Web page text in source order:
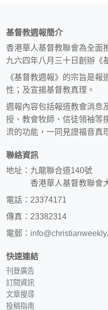
基督教週報簡介
香港華人基督教聯會為全面
九六四年八月三十日創辦《
《基督教週報》的宗旨是
性；及宣揚基督教真理。
週報內容包括報道教會消息
授、教會牧師、信徒領袖
流的功能，一同見證福音真
聯絡資訊
地址：九龍聯合道140號
香港華人基督教聯會
電話：23374171
傳真：23382314
電郵：
快速連結
刊登廣告
訂閱資訊
文章搜尋
投稿指南